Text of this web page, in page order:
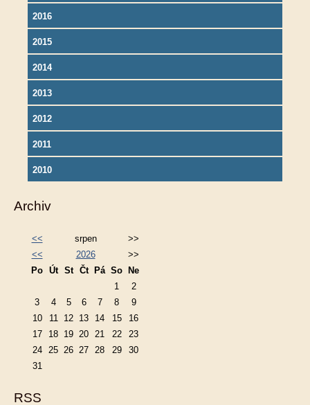
2016
2015
2014
2013
2012
2011
2010
Archiv
<< srpen
>>
<<
2026
>>
Po Út St Čt Pá So
Ne
1
2
3
4 5 6 7 8
9
10
11 12 13 14 15
16
17
18 19 20 21 22
23
24
25 26 27 28 29
30
31
RSS